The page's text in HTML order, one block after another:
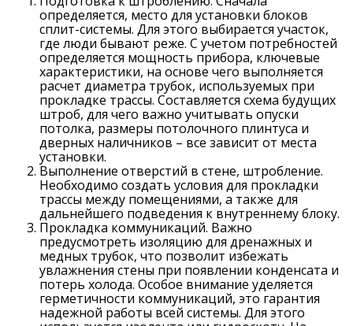
определяется, место для установки блоков
сплит-системы. Для этого выбирается участок,
где люди бывают реже. С учетом потребностей
определяется мощность прибора, ключевые
характеристики, на основе чего выполняется
расчет диаметра трубок, используемых при
прокладке трассы. Составляется схема будущих
штроб, для чего важно учитывать опуски
потолка, размеры потолочного плинтуса и
дверных наличников – все зависит от места
установки.
Выполнение отверстий в стене, штробление.
Необходимо создать условия для прокладки
трассы между помещениями, а также для
дальнейшего подведения к внутреннему блоку.
Прокладка коммуникаций. Важно
предусмотреть изоляцию для дренажных и
медных трубок, что позволит избежать
увлажнения стены при появлении конденсата и
потерь холода. Особое внимание уделяется
герметичности коммуникаций, это гарантия
надежной работы всей системы. Для этого